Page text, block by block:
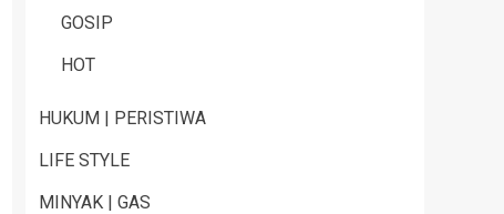
GOSIP
HOT
HUKUM | PERISTIWA
LIFE STYLE
MINYAK | GAS